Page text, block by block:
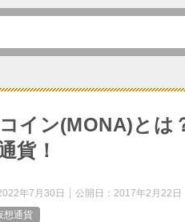
イン(MONA)とは
貨！
年7月30日 公開日： 2017年2月22日
想通貨